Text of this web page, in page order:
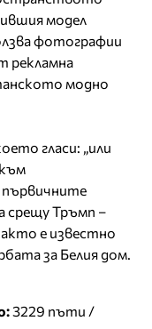
модел
фотографии
рекламна
модно
гласи: „или
първичните
срещу Тръмп –
е известно
за Белия дом.
3229 пъти /